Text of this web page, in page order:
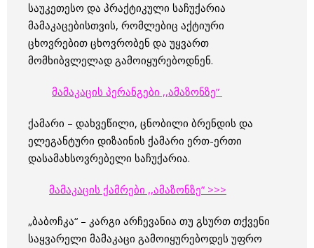
საუკეთესო და პრაქტიკული საჩუქარია
მამაკაცებისთვის, რომლებიც აქტიური
ცხოვრებით ცხოვრობენ და უყვართ
მომხიბვლელად გამოიყურებოდნენ.
მამაკაცის პერანგები ,,ამაზონზე”
ქამარი – დახვეწილი, ცნობილი ბრენდის და
ელეგანტური დიზაინის ქამარი ერთ-ერთი
დასამახსოვრებელი საჩუქარია.
მამაკაცის ქამრები ,,ამაზონზე” >>>
„ბაბოჩკა“ – კარგი არჩევანია თუ გსურთ თქვენი
საყვარელი მამაკაცი გამოიყურებოდეს უფრო